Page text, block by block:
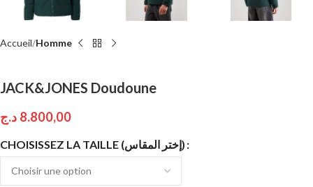
Accueil Homme
JACK&JONES Doudoune
8.800,00 د.ج
CHOISISSEZ LA TAILLE (إختر المقاس)